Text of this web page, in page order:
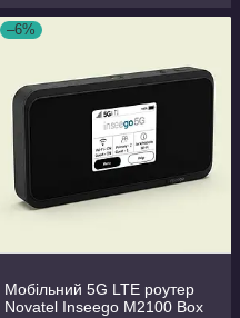
–6%
Мобільний 5G LTE роутер
Novatel Inseego M2100 Box